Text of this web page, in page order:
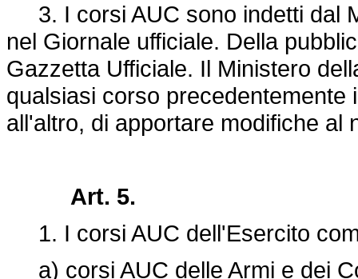
3. I corsi AUC sono indetti dal
nel Giornale ufficiale. Della
Gazzetta Ufficiale. Il Ministero
qualsiasi corso
all'altro, di apportare modifiche al
Art. 5.
1. I corsi AUC dell'Esercito
a) corsi AUC delle Armi e dei